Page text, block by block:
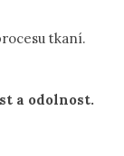
tkaní.
a odolnost.